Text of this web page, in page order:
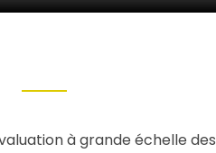
à grande échelle des